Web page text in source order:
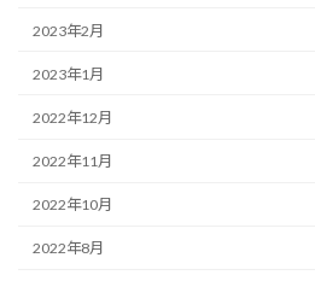
2023年2月
2023年1月
2022年12月
2022年11月
2022年10月
2022年8月